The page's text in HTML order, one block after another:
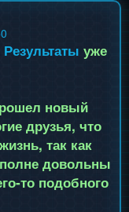
Результаты уже
новый
друзья, что
так как
довольны
то подобного